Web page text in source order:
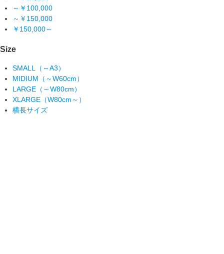
～￥100,000
～￥150,000
￥150,000～
Size
SMALL（～A3）
MIDIUM（～W60cm）
LARGE（～W80cm）
XLARGE（W80cm～）
横長サイズ